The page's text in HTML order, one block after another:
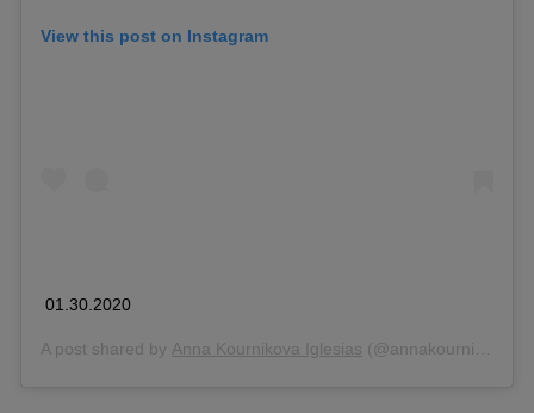
View this post on Instagram
01.30.2020
A post shared by Anna Kournikova Iglesias (@annakournikova) on